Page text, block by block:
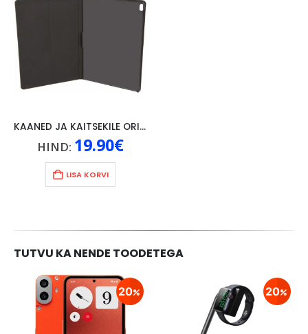
KAANED JA KAITSEKILE ORIGINAAL LENOVO P10, MUST
HIND: 19.90€
LISA KORVI
TUTVU KA NENDE TOODETEGA
20 20